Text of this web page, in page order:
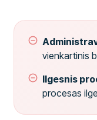
vienkartinis
Ilgesnis
procesas